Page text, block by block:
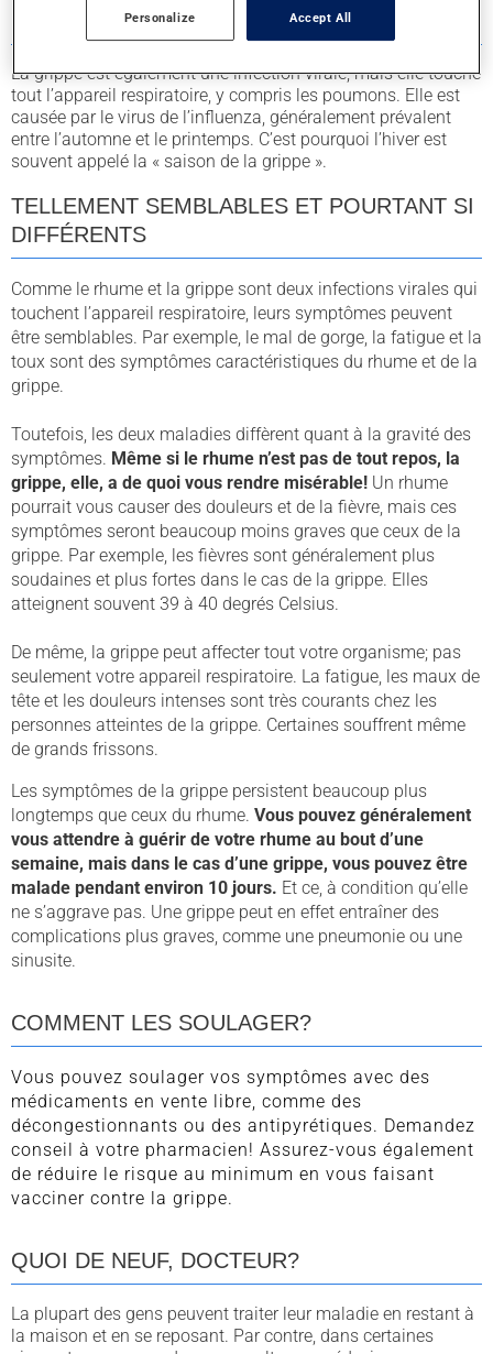
LA GRIPPE
La grippe est également une infection virale, mais elle touche
tout l’appareil respiratoire, y compris les poumons. Elle est
causée par le virus de l’influenza, généralement prévalent
entre l’automne et le printemps. C’est pourquoi l’hiver est
souvent appelé la « saison de la grippe ».
TELLEMENT SEMBLABLES ET POURTANT SI
DIFFÉRENTS
Comme le rhume et la grippe sont deux infections virales qui
touchent l’appareil respiratoire, leurs symptômes peuvent
être semblables. Par exemple, le mal de gorge, la fatigue et la
toux sont des symptômes caractéristiques du rhume et de la
grippe.
Toutefois, les deux maladies diffèrent quant à la gravité des
symptômes. Même si le rhume n’est pas de tout repos, la
grippe, elle, a de quoi vous rendre misérable! Un rhume
pourrait vous causer des douleurs et de la fièvre, mais ces
symptômes seront beaucoup moins graves que ceux de la
grippe. Par exemple, les fièvres sont généralement plus
soudaines et plus fortes dans le cas de la grippe. Elles
atteignent souvent 39 à 40 degrés Celsius.
De même, la grippe peut affecter tout votre organisme; pas
seulement votre appareil respiratoire. La fatigue, les maux de
tête et les douleurs intenses sont très courants chez les
personnes atteintes de la grippe. Certaines souffrent même
de grands frissons.
Les symptômes de la grippe persistent beaucoup plus
longtemps que ceux du rhume. Vous pouvez généralement
vous attendre à guérir de votre rhume au bout d’une
semaine, mais dans le cas d’une grippe, vous pouvez être
malade pendant environ 10 jours. Et ce, à condition qu’elle
ne s’aggrave pas. Une grippe peut en effet entraîner des
complications plus graves, comme une pneumonie ou une
sinusite.
COMMENT LES SOULAGER?
Vous pouvez soulager vos symptômes avec des
médicaments en vente libre, comme des
décongestionnants ou des antipyrétiques. Demandez
conseil à votre pharmacien! Assurez-vous également
de réduire le risque au minimum en vous faisant
vacciner contre la grippe.
QUOI DE NEUF, DOCTEUR?
La plupart des gens peuvent traiter leur maladie en restant à
la maison et en se reposant. Par contre, dans certaines
Personalize Accept All